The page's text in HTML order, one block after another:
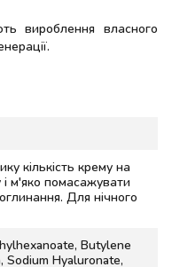
вироблення власного
кількість крему на
м'яко помасажувати
Для нічного
Butylene
Sodium Hyaluronate,